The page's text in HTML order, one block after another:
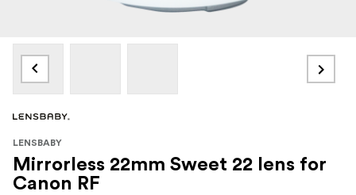
LENSBABY
Mirrorless 22mm Sweet 22 lens for
Canon RF